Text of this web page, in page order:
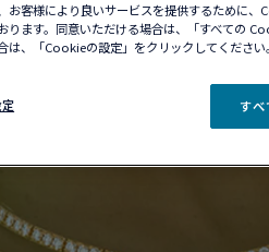
お客様により良いサービスを提供するために
ります。同意いただける場合は、「すべての
は、「Cookieの設定」をクリックしてください。
すべ